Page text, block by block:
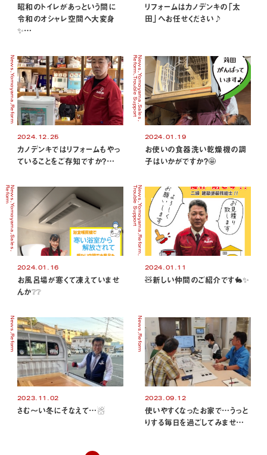
昭和のトイレがあっという間に
令和のオシャレ空間へ大変身
✨…
リフォームはカノデンキの「太
田」へお任せください♪
2024.12.25
News
Yomoyama
Reform
カノデンキではリフォームもやっ
ていることをご存知ですか？…
2024.01.19
News
Yomoyama
Sales
Reform
Trouble Support
お使いの食器洗い乾燥機の調
子はいかがですか？🤩
2024.01.16
News
Yomoyama
Sales
Reform
お風呂場が寒くて凍えていませ
んか❔❔
2024.01.11
News
Yomoyama
Reform
Trouble Support
🧸新しい仲間のご紹介です🐇✨
2023.11.02
News
Reform
さむ～い冬にそなえて…☃
2023.09.12
News
Reform
使いやすくなったお家で…うっと
りする毎日を過ごしてみませ…